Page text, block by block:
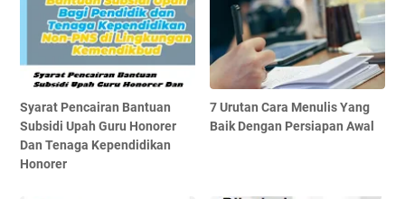
Syarat Pencairan Bantuan
Subsidi Upah Guru Honorer
Dan Tenaga Kependidikan
Honorer
7 Urutan Cara Menulis Yang
Baik Dengan Persiapan Awal